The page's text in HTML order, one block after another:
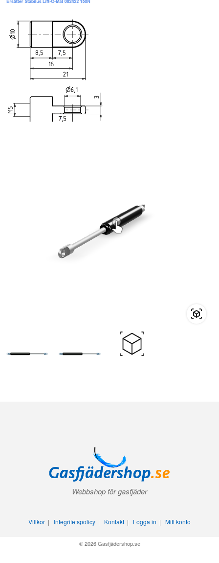
Webbshop för gasfjäder
Villkor | Integritetspolicy | Kontakt | Logga in | Mitt konto
© 2026 Gasfjädershop.se